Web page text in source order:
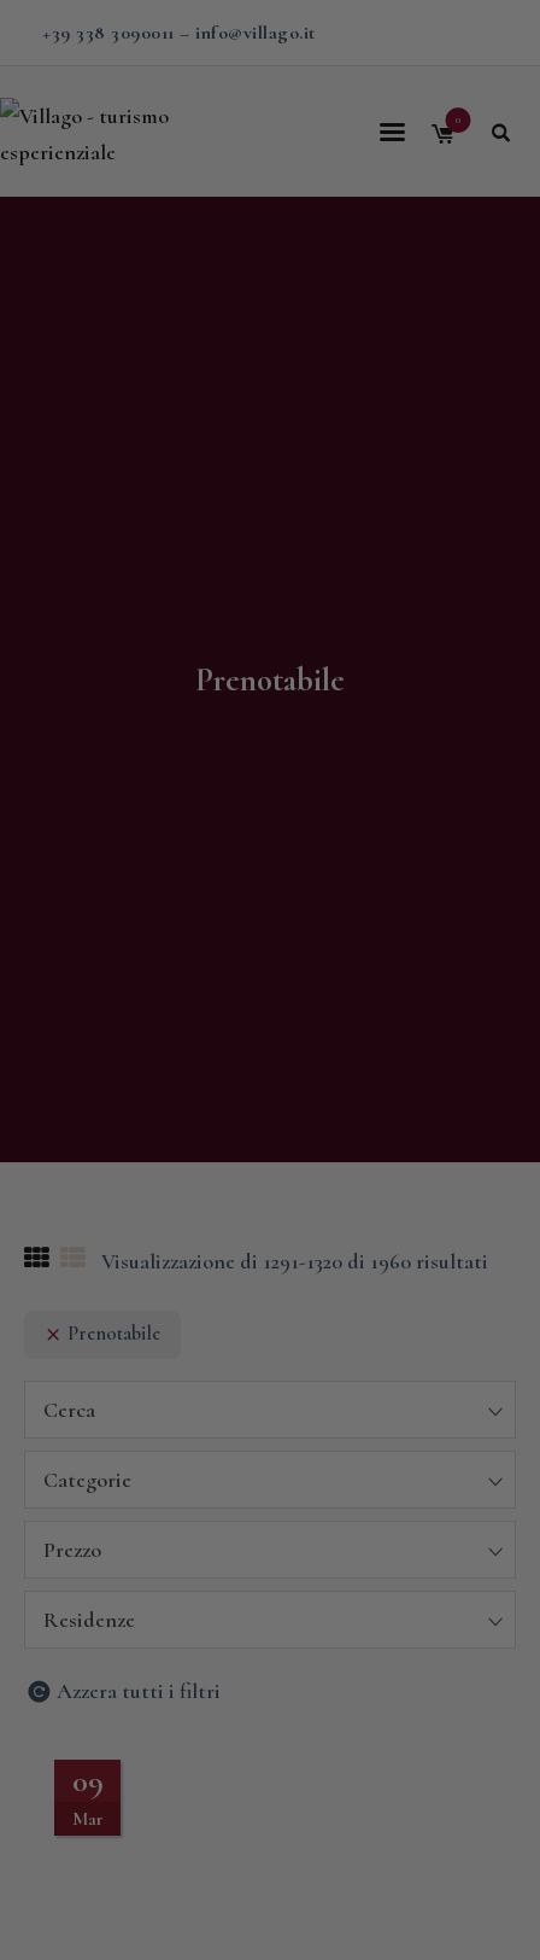
+39 338 3090011 – info@villago.it
0
Prenotabile
Home
Visualizzazione di 1291-1320 di 1960 risultati
Prenotabile
Cerca
Categorie
Prezzo
Residenze
Azzera tutti i filtri
09
Mar